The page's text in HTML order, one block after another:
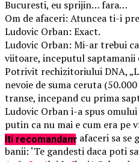
Bucuresti, eu sprijin… fara…
Om de afaceri: Atuncea ti-i
Ludovic Orban: Exact.
Ludovic Orban: Mi-ar trebui
viitoare, inceputul saptamanii
Potrivit rechizitoriului DNA,
nevoie de suma ceruta
transe, incepand cu prima
Ludovic Orban i-a spus
putin ca nu mai e cum era pe
a spus omului de afaceri sa se
banii: ‘Te gandesti daca poti
Iti recomandam